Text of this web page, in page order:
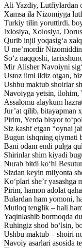
Ali Yazdiy, Lutfiylardan
Xamsa ila Nizomiyga
Turkiy tilin yoruttirdi,
Ixlosiya, Xolosiya,
Qurib injil yoqasig‘a
U me’mordir
So‘z naqqoshi,
Mir Alisher Navoiyni
Ustoz ilmi ildiz otgan,
Ushbu maktub shoirlar
Navoiyga yetsin, ilohim,
Assalomu alaykum
Jur’at qilib, bitayapman
Pirim, Yerda bisyor
Siz kashf etgan “oynai
Bugun ishqning qiymati
Bani odam endi pulga
Shirinlar shim kiyadi
Nurab bitdi ko‘hi
Sizdan keyin milyonta
Ko‘plari she’r yasashga
Pirim, hamon adolat
Bulardan ham yomoni,
Mutloq tenglik – hali
Yaqinlashib bormoqda
Ruhingiz shod bo‘lsin,
Ushbu maktub – shoiri
Navoiy asarlari asosida